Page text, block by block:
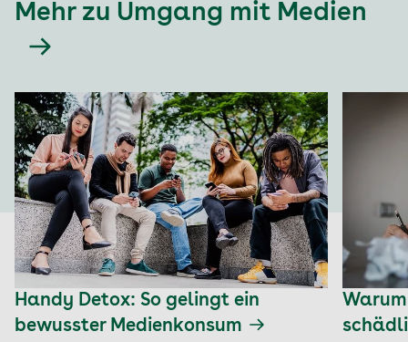
Mehr zu Umgang mit Medien
Handy Detox: So gelingt ein
bewusster Medienkonsum